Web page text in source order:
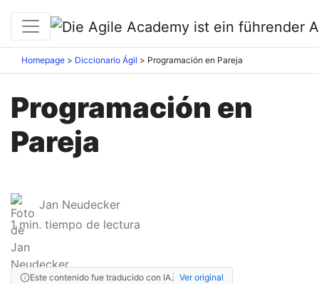
Homepage Diccionario Ágil Programación en Pareja
Programación en
Pareja
Jan Neudecker
1 min. tiempo de lectura
Este contenido fue traducido con IA. Ver original